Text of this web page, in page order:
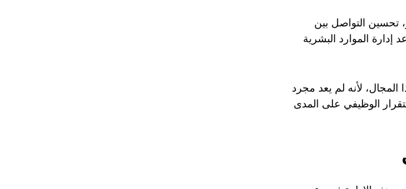
تحسين التواصل بين
إدارة الموارد البشرية
المجال، لأنه لم يعد مجرد
الوظيفي على المدى